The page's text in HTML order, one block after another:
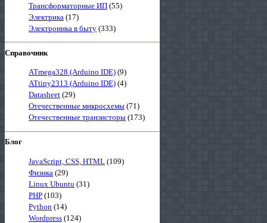
Трансформаторные ИП (55)
Электрика (17)
Электроника в быту (333)
Справочник
ATmega328 (Arduino IDE) (9)
ATtiny2313 (Arduino IDE) (4)
Datasheet (29)
Отечественные микросхемы (71)
Отечественные транзисторы (173)
Блог
JavaScript, CSS, HTML (109)
Физика (29)
Linux Ubuntu (31)
PHP (103)
Python (14)
Wordpress (124)